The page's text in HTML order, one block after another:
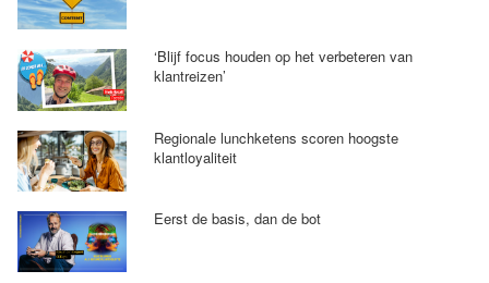
‘Blijf focus houden op het verbeteren van
klantreizen’
Regionale lunchketens scoren hoogste
klantloyaliteit
Eerst de basis, dan de bot